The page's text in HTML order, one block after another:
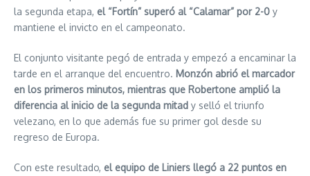
la segunda etapa, el “Fortín” superó al “Calamar” por 2-0 y
mantiene el invicto en el campeonato.
El conjunto visitante pegó de entrada y empezó a encaminar la
tarde en el arranque del encuentro. Monzón abrió el marcador
en los primeros minutos, mientras que Robertone amplió la
diferencia al inicio de la segunda mitad y selló el triunfo
velezano, en lo que además fue su primer gol desde su
regreso de Europa.
Con este resultado, el equipo de Liniers llegó a 22 puntos en